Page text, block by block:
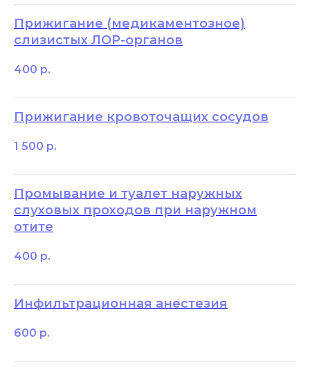
Прижигание (медикаментозное)
слизистых ЛОР-органов
400 р.
Прижигание кровоточащих сосудов
1 500 р.
Промывание и туалет наружных
слуховых проходов при наружном
отите
400 р.
Инфильтрационная анестезия
600 р.